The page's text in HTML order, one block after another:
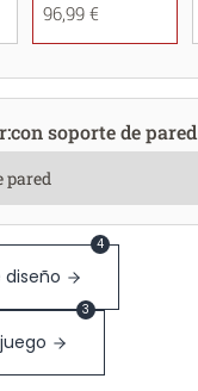
96,99 €
:con soporte de pared
4
3